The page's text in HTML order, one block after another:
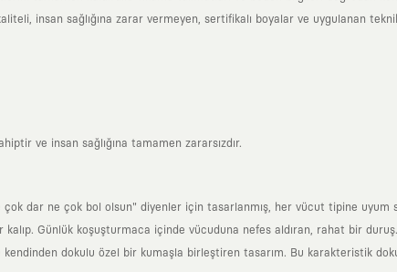
insan sağlığına zarar vermeyen, sertifikalı boyalar ve uygulanan
ve insan sağlığına tamamen zararsızdır.
dar ne çok bol olsun" diyenler için tasarlanmış, her vücut tipine uyum
Günlük koşuşturmaca içinde vücuduna nefes aldıran, rahat bir duruş.
kendinden dokulu özel bir kumaşla birleştiren tasarım. Bu karakteristik